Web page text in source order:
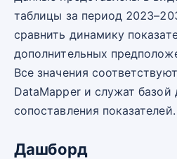
таблицы за период
сравнить динамику
дополнительных
Все значения
DataMapper и служат базой
сопоставления показателей.
Дашборд